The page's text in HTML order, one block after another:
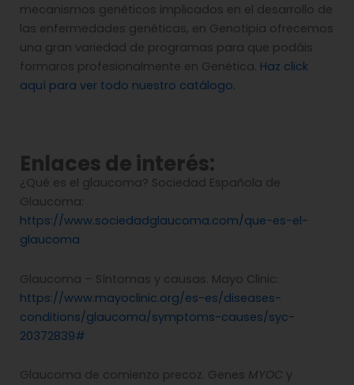
mecanismos genéticos implicados en el desarrollo de
las enfermedades genéticas, en Genotipia ofrecemos
una gran variedad de programas para que podáis
formaros profesionalmente en Genética. Haz click
aquí para ver todo nuestro catálogo.
Enlaces de interés:
¿Qué es el glaucoma? Sociedad Española de
Glaucoma:
https://www.sociedadglaucoma.com/que-es-el-
glaucoma
Glaucoma – Síntomas y causas. Mayo Clinic:
https://www.mayoclinic.org/es-es/diseases-
conditions/glaucoma/symptoms-causes/syc-
20372839#
Glaucoma de comienzo precoz. Genes MYOC y